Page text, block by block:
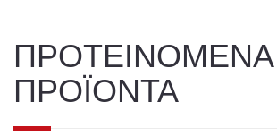
ΠΡΟΤΕΙΝΟΜΕΝΑ
ΠΡΟΪΟΝΤΑ